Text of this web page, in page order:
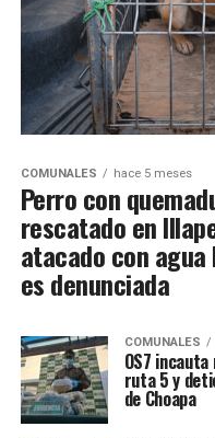
COMUNALES hace 5 meses
Perro con
rescatado en
atacado con
es denunciada
COMUNALES
OS7
ruta 5 y
de Choapa